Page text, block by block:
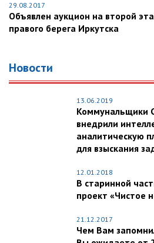
29.08.2017
Объявлен аукцион на второй
правого берега Иркутска
Новости
13.06.2019
Коммунальщики
внедрили
аналитическую
для взыскания
12.01.2018
В старинной
проект «Чистое
21.12.2017
Чем Вам